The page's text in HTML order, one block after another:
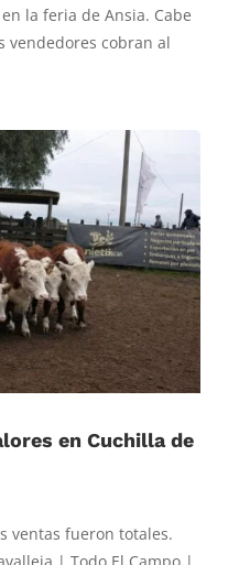
la feria de Ansia. Cabe
vendedores cobran al
en Cuchilla de
ventas fueron totales.